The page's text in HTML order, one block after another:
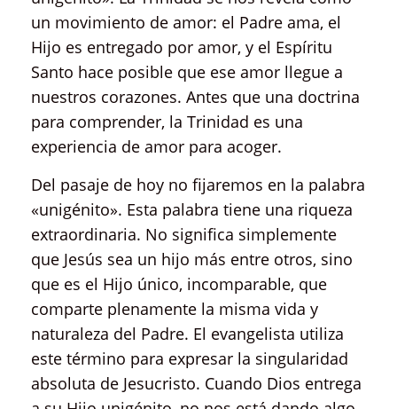
un movimiento de amor: el Padre ama, el
Hijo es entregado por amor, y el Espíritu
Santo hace posible que ese amor llegue a
nuestros corazones. Antes que una doctrina
para comprender, la Trinidad es una
experiencia de amor para acoger.
Del pasaje de hoy no fijaremos en la palabra
«unigénito». Esta palabra tiene una riqueza
extraordinaria. No significa simplemente
que Jesús sea un hijo más entre otros, sino
que es el Hijo único, incomparable, que
comparte plenamente la misma vida y
naturaleza del Padre. El evangelista utiliza
este término para expresar la singularidad
absoluta de Jesucristo. Cuando Dios entrega